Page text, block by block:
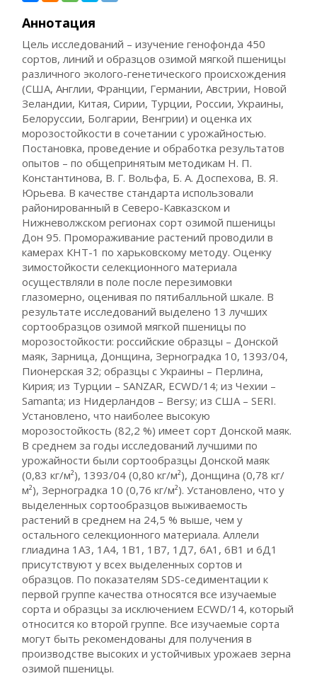
Аннотация
Цель исследований – изучение генофонда 450
сортов, линий и образцов озимой мягкой пшеницы
различного эколого-генетического происхождения
(США, Англии, Франции, Германии, Австрии, Новой
Зеландии, Китая, Сирии, Турции, России, Украины,
Белоруссии, Болгарии, Венгрии) и оценка их
морозостойкости в сочетании с урожайностью.
Постановка, проведение и обработка результатов
опытов – по общепринятым методикам Н. П.
Константинова, В. Г. Вольфа, Б. А. Доспехова, В. Я.
Юрьева. В качестве стандарта использовали
районированный в Северо-Кавказском и
Нижневолжском регионах сорт озимой пшеницы
Дон 95. Промораживание растений проводили в
камерах КНТ-1 по харьковскому методу. Оценку
зимостойкости селекционного материала
осуществляли в поле после перезимовки
глазомерно, оценивая по пятибалльной шкале. В
результате исследований выделено 13 лучших
сортообразцов озимой мягкой пшеницы по
морозостойкости: российские образцы – Донской
маяк, Зарница, Донщина, Зерноградка 10, 1393/04,
Пионерская 32; образцы с Украины – Перлина,
Кирия; из Турции – SANZAR, ECWD/14; из Чехии –
Samanta; из Нидерландов – Bersy; из США – SERI.
Установлено, что наиболее высокую
морозостойкость (82,2 %) имеет сорт Донской маяк.
В среднем за годы исследований лучшими по
урожайности были сортообразцы Донской маяк
(0,83 кг/м²), 1393/04 (0,80 кг/м²), Донщина (0,78 кг/
м²), Зерноградка 10 (0,76 кг/м²). Установлено, что у
выделенных сортообразцов выживаемость
растений в среднем на 24,5 % выше, чем у
остального селекционного материала. Аллели
глиадина 1А3, 1А4, 1В1, 1В7, 1Д7, 6А1, 6В1 и 6Д1
присутствуют у всех выделенных сортов и
образцов. По показателям SDS-седиментации к
первой группе качества относятся все изучаемые
сорта и образцы за исключением ECWD/14, который
относится ко второй группе. Все изучаемые сорта
могут быть рекомендованы для получения в
производстве высоких и устойчивых урожаев зерна
озимой пшеницы.